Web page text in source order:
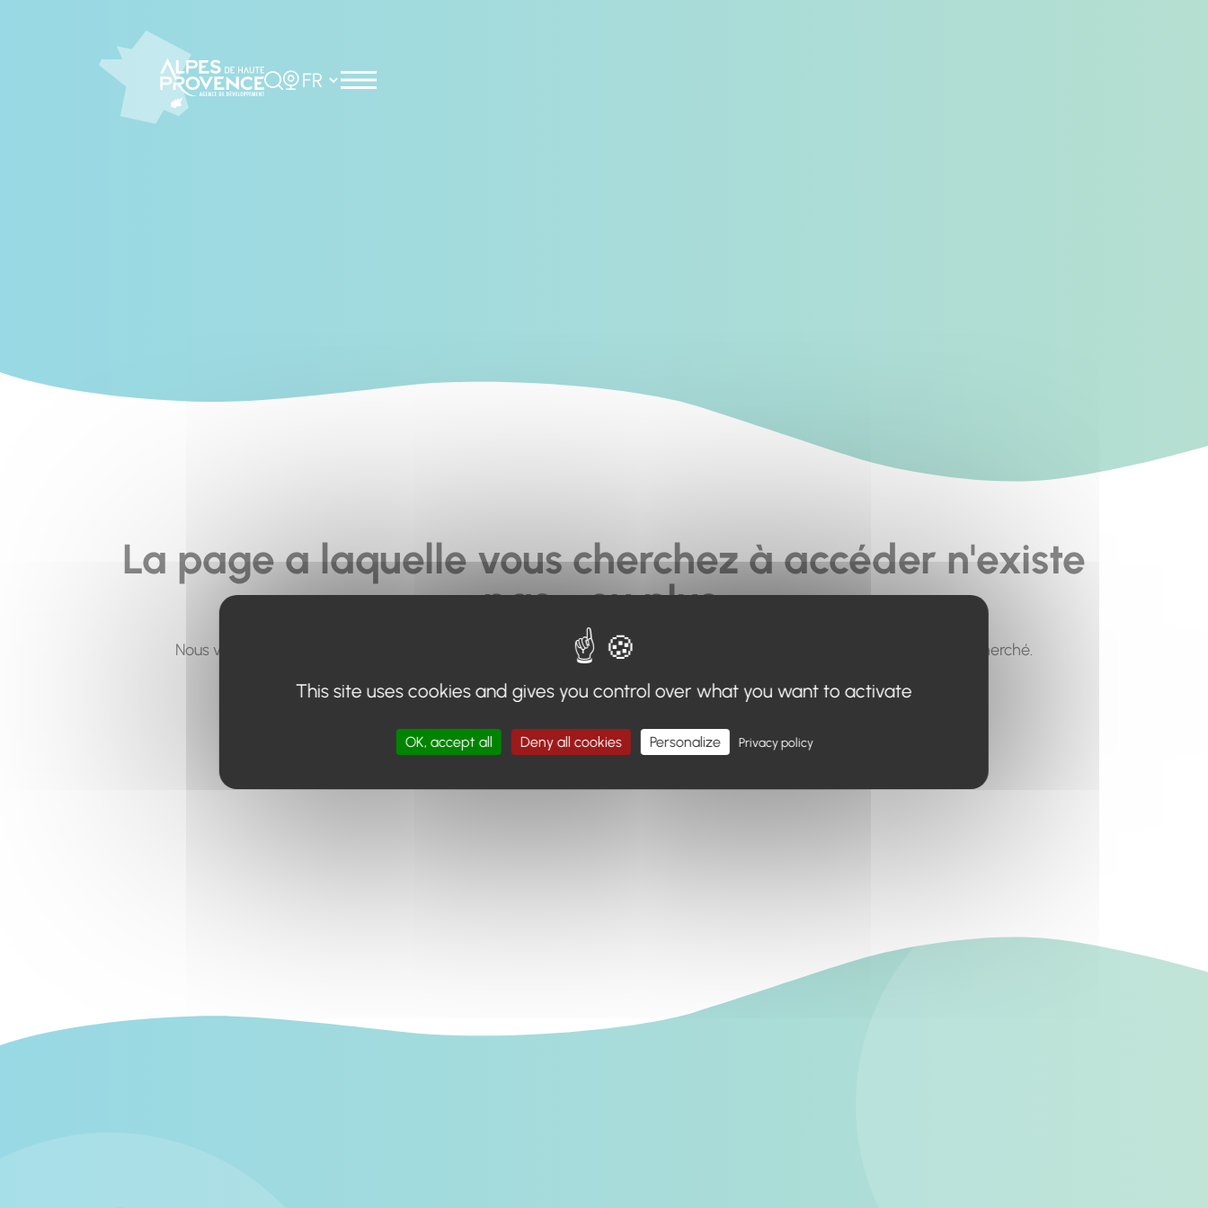
Rechercher
Choisir la langue
La page a laquelle vous cherchez à accéder n'existe
pas... ou plus.
Nous vous invitons à utiliser le moteur de recherche en haut de page, ou à utiliser le menu pour trouver le contenu recherché.
Retour à l'accueil
This site uses cookies and gives you control over what you want to activate
OK, accept all Deny all cookies Personalize Privacy policy